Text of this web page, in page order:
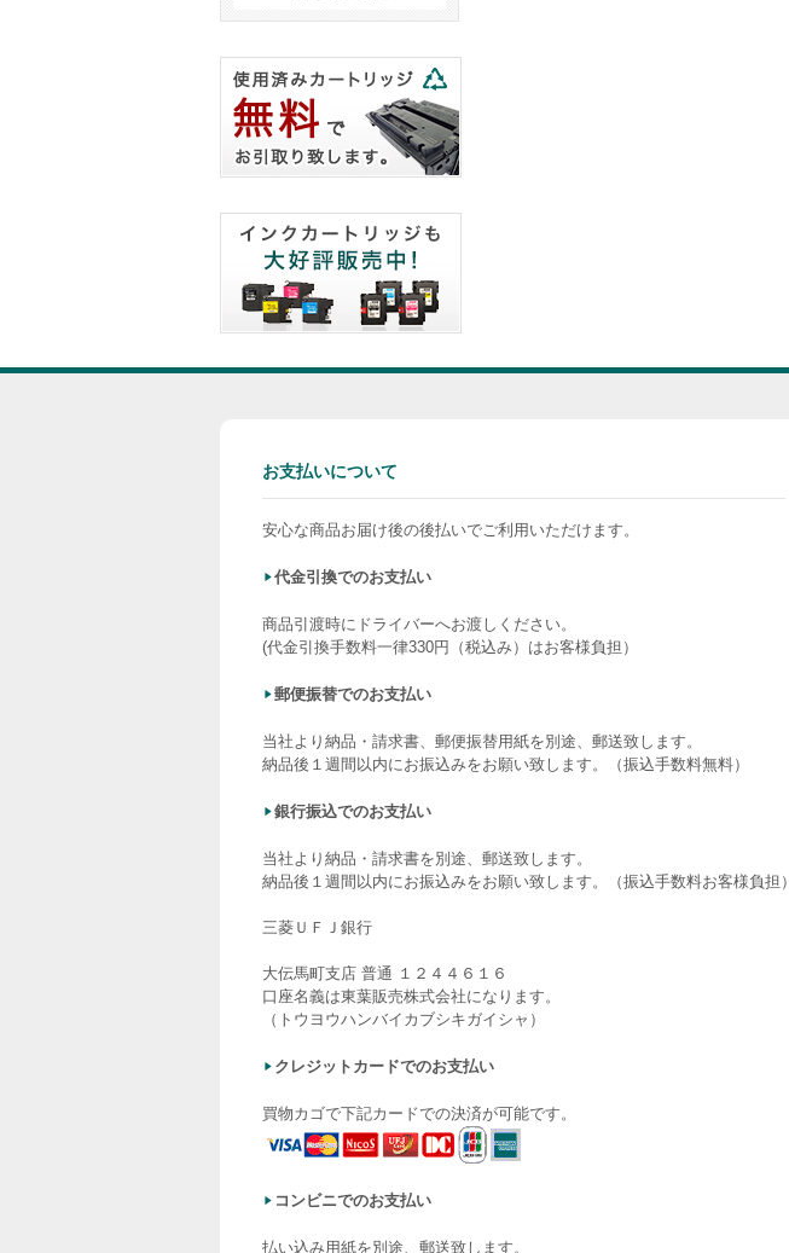
お支払いについて
安心な商品お届け後の後払いでご利用いただけます。
代金引換でのお支払い
商品引渡時にドライバーへお渡しください。
(代金引換手数料一律330円（税込み）はお客様負担）
郵便振替でのお支払い
当社より納品・請求書、郵便振替用紙を別途、郵送致します。
納品後１週間以内にお振込みをお願い致します。（振込手数料無料）
銀行振込でのお支払い
当社より納品・請求書を別途、郵送致します。
納品後１週間以内にお振込みをお願い致します。（振込手数料お客様負担）
三菱ＵＦＪ銀行
大伝馬町支店 普通 １２４４６１６
口座名義は東葉販売株式会社になります。
（トウヨウハンバイカブシキガイシャ）
クレジットカードでのお支払い
買物カゴで下記カードでの決済が可能です。
コンビニでのお支払い
払い込み用紙を別途、郵送致します。